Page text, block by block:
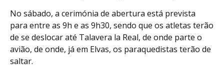
No sábado, a cerimónia de abertura está prevista
para entre as 9h e as 9h30, sendo que os atletas terão
de se deslocar até Talavera la Real, de onde parte o
avião, de onde, já em Elvas, os paraquedistas terão de
saltar.